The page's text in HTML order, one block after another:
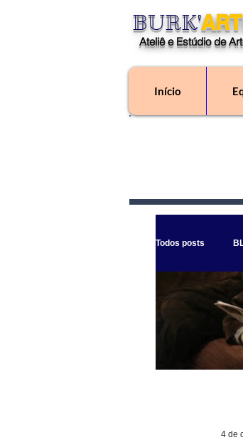
BURK'
Ateliê e Estúdio de
Início
Todos posts
Burk'arte
4 de